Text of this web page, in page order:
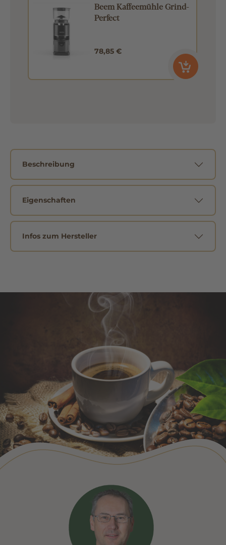
Beem Kaffeemühle Grind-
Perfect
78,85 €
Beschreibung
Eigenschaften
Infos zum Hersteller